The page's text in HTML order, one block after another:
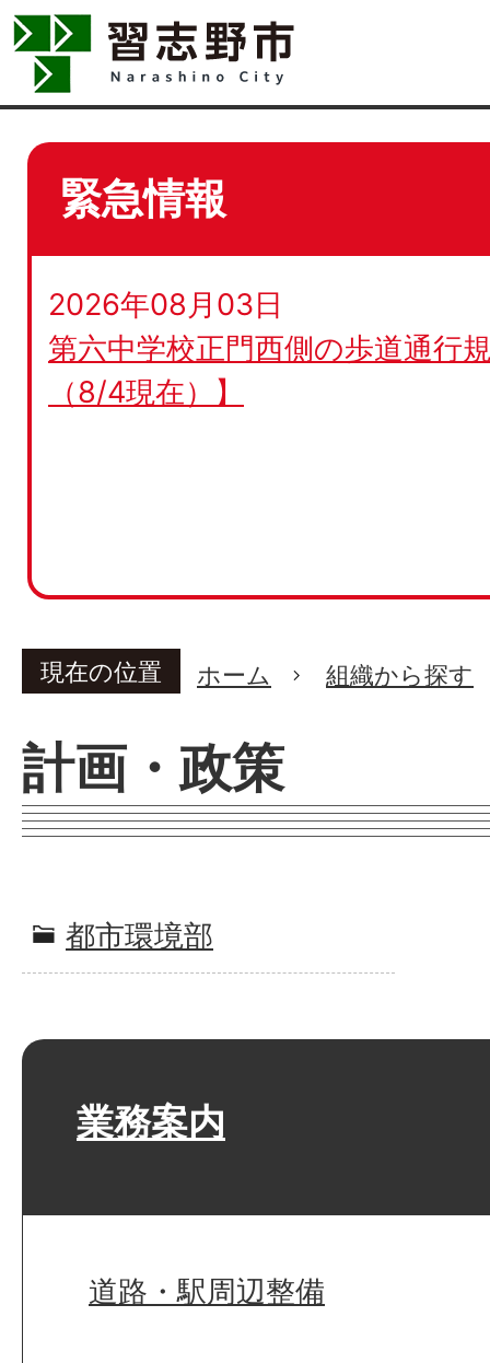
緊急情報
2026年08月03日
第六中学校正門西側の歩道通行
（8/4現在）】
現在の位置 ホーム 組織から探す
計画・政策
都市環境部
業務案内
道路・駅周辺整備